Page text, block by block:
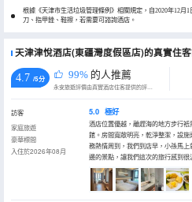
根據《天津市生活垃圾管理條例》相關規定，自2020年12月
刀、指甲銼、鞋擦，若需要可諮詢酒店。
天津津悅酒店(東疆灣度假區店)的真實住
4.7 /5分 99% 的人推薦
永安旅遊評價由真實酒店住客提供的評價。
訪客
家庭旅遊
豪華標間
入住於2026年08月
5.0 極好
酒店位置優越，離趕海的地方步行
館。房間寬敞明亮，乾淨整潔，設
務熱情周到，我們到店早，小孫馬
邊的景點，讓我們這次的旅行感到